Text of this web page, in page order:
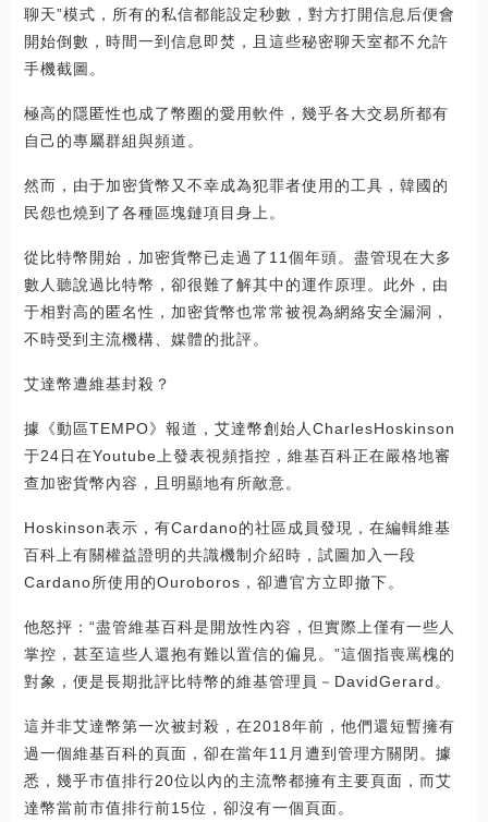
聊天”模式，所有的私信都能設定秒數，對方打開信息后便會
開始倒數，時間一到信息即焚，且這些秘密聊天室都不允許
手機截圖。
極高的隱匿性也成了幣圈的愛用軟件，幾乎各大交易所都有
自己的專屬群組與頻道。
然而，由于加密貨幣又不幸成為犯罪者使用的工具，韓國的
民怨也燒到了各種區塊鏈項目身上。
從比特幣開始，加密貨幣已走過了11個年頭。盡管現在大多
數人聽說過比特幣，卻很難了解其中的運作原理。此外，由
于相對高的匿名性，加密貨幣也常常被視為網絡安全漏洞，
不時受到主流機構、媒體的批評。
艾達幣遭維基封殺？
據《動區TEMPO》報道，艾達幣創始人CharlesHoskinson
于24日在Youtube上發表視頻指控，維基百科正在嚴格地審
查加密貨幣內容，且明顯地有所敵意。
Hoskinson表示，有Cardano的社區成員發現，在編輯維基
百科上有關權益證明的共識機制介紹時，試圖加入一段
Cardano所使用的Ouroboros，卻遭官方立即撤下。
他怒抨：“盡管維基百科是開放性內容，但實際上僅有一些人
掌控，甚至這些人還抱有難以置信的偏見。”這個指喪罵槐的
對象，便是長期批評比特幣的維基管理員－DavidGerard。
這并非艾達幣第一次被封殺，在2018年前，他們還短暫擁有
過一個維基百科的頁面，卻在當年11月遭到管理方關閉。據
悉，幾乎市值排行20位以內的主流幣都擁有主要頁面，而艾
達幣當前市值排行前15位，卻沒有一個頁面。